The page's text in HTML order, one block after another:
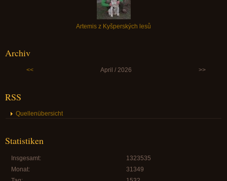
Artemis z Kyšperských lesů
Archiv
<< April / 2026 >>
RSS
Quellenübersicht
Statistiken
Insgesamt:
1323535
Monat:
31349